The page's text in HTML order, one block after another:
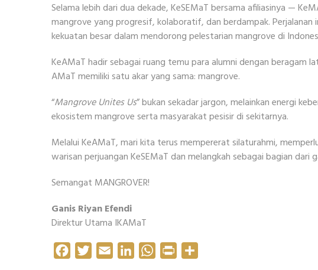
Selama lebih dari dua dekade, KeSEMaT bersama afiliasinya —
mangrove yang progresif, kolaboratif, dan berdampak.
kekuatan besar dalam mendorong pelestarian mangrove di
KeAMaT hadir sebagai ruang temu para alumni dengan beragam
AMaT memiliki satu akar yang sama: mangrove.
“Mangrove Unites Us” bukan sekadar jargon, melainkan energi
ekosistem mangrove serta masyarakat pesisir di sekitarnya.
Melalui KeAMaT, mari kita terus mempererat silaturahmi,
warisan perjuangan KeSEMaT dan melangkah sebagai bagian
Semangat MANGROVER!
Ganis Riyan Efendi
Direktur Utama IKAMaT
FacebookTwitterEmail LinkedInWhatsApp
Print